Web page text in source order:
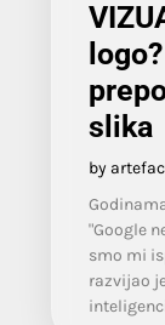
slika
by
"Google
smo mi
razvijao